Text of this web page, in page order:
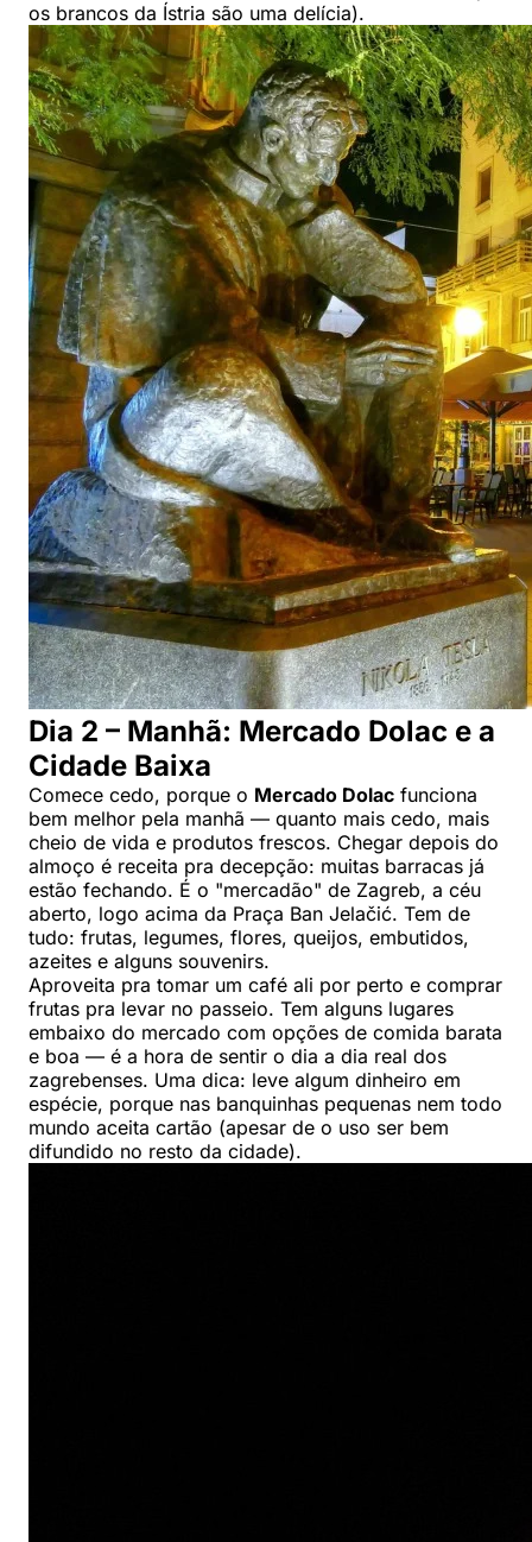
os brancos da Ístria são uma delícia).
Dia 2 – Manhã: Mercado Dolac e a
Cidade Baixa
Comece cedo, porque o Mercado Dolac funciona
bem melhor pela manhã — quanto mais cedo, mais
cheio de vida e produtos frescos. Chegar depois do
almoço é receita pra decepção: muitas barracas já
estão fechando. É o "mercadão" de Zagreb, a céu
aberto, logo acima da Praça Ban Jelačić. Tem de
tudo: frutas, legumes, flores, queijos, embutidos,
azeites e alguns souvenirs.
Aproveita pra tomar um café ali por perto e comprar
frutas pra levar no passeio. Tem alguns lugares
embaixo do mercado com opções de comida barata
e boa — é a hora de sentir o dia a dia real dos
zagrebenses. Uma dica: leve algum dinheiro em
espécie, porque nas banquinhas pequenas nem todo
mundo aceita cartão (apesar de o uso ser bem
difundido no resto da cidade).